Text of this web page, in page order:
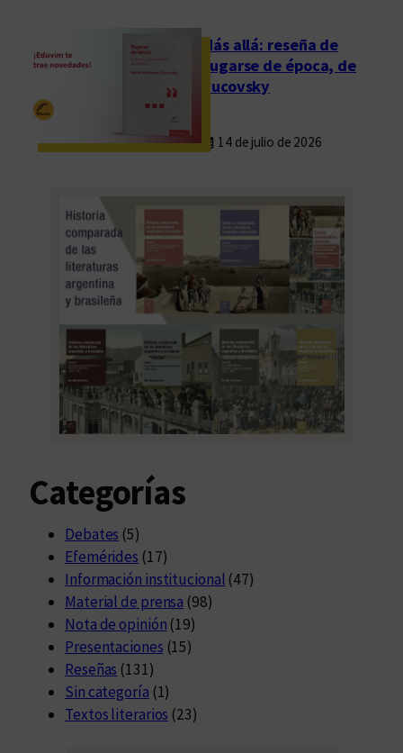
i
Más allá: reseña de
Fugarse de época, de
Rucovsky
14 de julio de 2026
Categorías
Debates (5)
Efemérides (17)
Información institucional (47)
Material de prensa (98)
Nota de opinión (19)
Presentaciones (15)
Reseñas (131)
Sin categoría (1)
Textos literarios (23)